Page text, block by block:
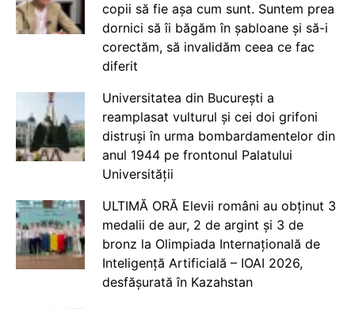
copii să fie așa cum sunt. Suntem prea
dornici să îi băgăm în șabloane și să-i
corectăm, să invalidăm ceea ce fac
diferit
Universitatea din București a
reamplasat vulturul și cei doi grifoni
distruși în urma bombardamentelor din
anul 1944 pe frontonul Palatului
Universității
ULTIMĂ ORĂ Elevii români au obținut 3
medalii de aur, 2 de argint și 3 de
bronz la Olimpiada Internațională de
Inteligență Artificială – IOAI 2026,
desfășurată în Kazahstan